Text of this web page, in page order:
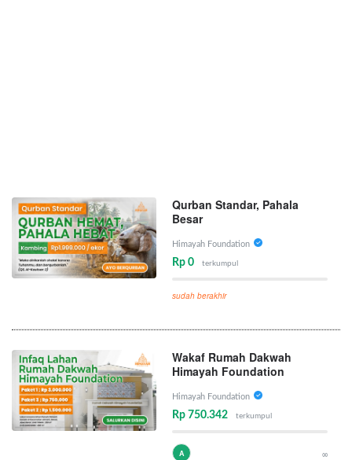
Qurban Standar, Pahala
Besar
Himayah Foundation
Rp 0 terkumpul
sudah berakhir
Wakaf Rumah Dakwah
Himayah Foundation
Himayah Foundation
Rp 750.342 terkumpul
A ∞